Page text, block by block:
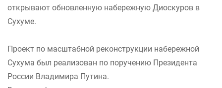
открывают обновленную набережную Диоскуров в
Сухуме.
Проект по масштабной реконструкции набережной
Сухума был реализован по поручению Президента
России Владимира Путина.